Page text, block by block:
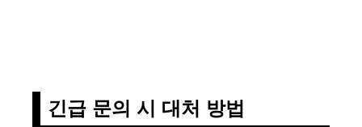
긴급 문의 시 대처 방법